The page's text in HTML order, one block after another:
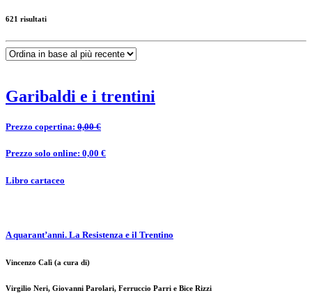
621 risultati
Garibaldi e i trentini
Prezzo copertina: 0,00 €
Prezzo solo online: 0,00 €
Libro cartaceo
A quarant’anni. La Resistenza e il Trentino
Vincenzo Calì (a cura di)
Virgilio Neri, Giovanni Parolari, Ferruccio Parri e Bice Rizzi